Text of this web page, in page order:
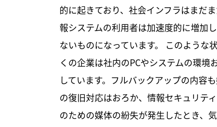
的に起きており、社会インフラはまだ
報システムの利用者は加速度的に増加
ないものになっています。 このような
くの企業は社内のPCやシステムの環
しています。フルバックアップの内容
の復旧対応はおろか、情報セキュリテ
のための媒体の紛失が発生したとき、